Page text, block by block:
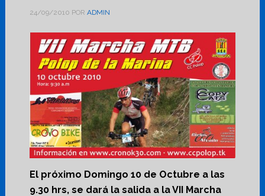
24/09/2010 POR ADMIN
El próximo Domingo 10 de Octubre a las
9.30 hrs, se dará la salida a la VII Marcha